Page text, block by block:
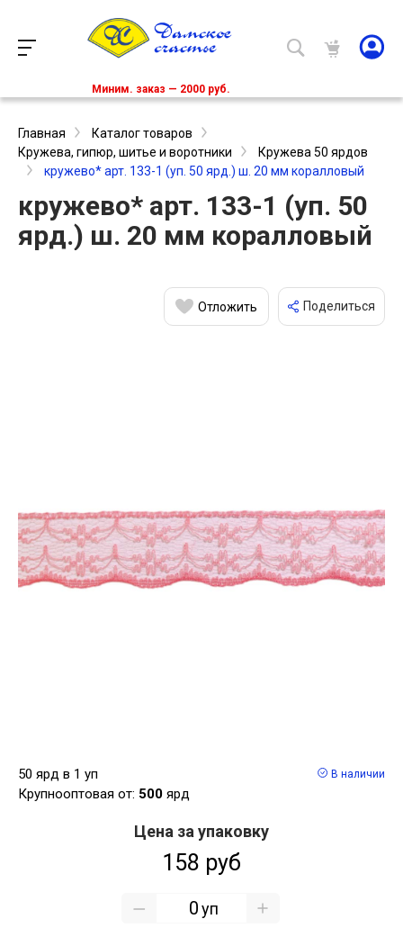
Миним. заказ — 2000 руб.
Главная
Каталог товаров
Кружева, гипюр, шитье и воротники
Кружева 50 ярдов
кружево* арт. 133-1 (уп. 50 ярд.) ш. 20 мм коралловый
кружево* арт. 133-1 (уп. 50
ярд.) ш. 20 мм коралловый
Отложить Поделиться
50 ярд в 1 уп
Крупнооптовая от: 500 ярд
В наличии
Цена за упаковку
158 руб
уп